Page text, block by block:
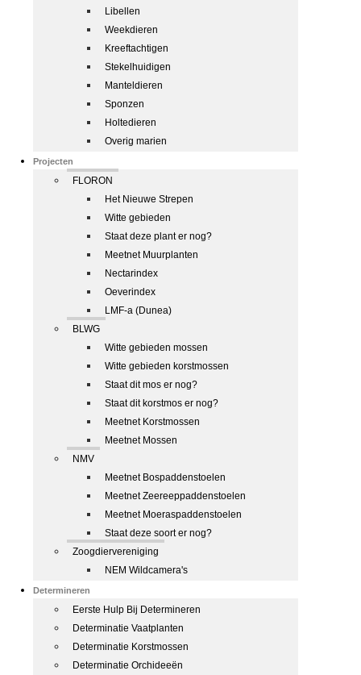
Libellen
Weekdieren
Kreeftachtigen
Stekelhuidigen
Manteldieren
Sponzen
Holtedieren
Overig marien
Projecten
FLORON
Het Nieuwe Strepen
Witte gebieden
Staat deze plant er nog?
Meetnet Muurplanten
Nectarindex
Oeverindex
LMF-a (Dunea)
BLWG
Witte gebieden mossen
Witte gebieden korstmossen
Staat dit mos er nog?
Staat dit korstmos er nog?
Meetnet Korstmossen
Meetnet Mossen
NMV
Meetnet Bospaddenstoelen
Meetnet Zeereeppaddenstoelen
Meetnet Moeraspaddenstoelen
Staat deze soort er nog?
Zoogdiervereniging
NEM Wildcamera's
Determineren
Eerste Hulp Bij Determineren
Determinatie Vaatplanten
Determinatie Korstmossen
Determinatie Orchideeën